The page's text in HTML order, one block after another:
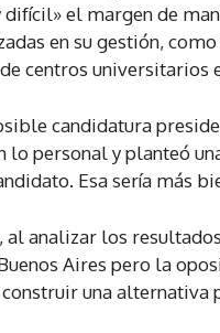
difícil» el margen de
en su gestión,
centros universitarios
candidatura
lo personal y planteó
Esa sería más
al analizar los
Aires pero la
una alternativa